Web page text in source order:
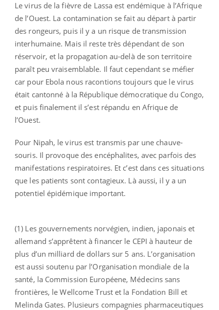
Le virus de la fièvre de Lassa est endémique à l’Afrique
de l’Ouest. La contamination se fait au départ à partir
des rongeurs, puis il y a un risque de transmission
interhumaine. Mais il reste très dépendant de son
réservoir, et la propagation au-delà de son territoire
paraît peu vraisemblable. Il faut cependant se méfier
car pour Ebola nous racontions toujours que le virus
était cantonné à la République démocratique du Congo,
et puis finalement il s’est répandu en Afrique de
l’Ouest.
Pour Nipah, le virus est transmis par une chauve-
souris. Il provoque des encéphalites, avec parfois des
manifestations respiratoires. Et c’est dans ces situations
que les patients sont contagieux. Là aussi, il y a un
potentiel épidémique important.
(1) Les gouvernements norvégien, indien, japonais et
allemand s’apprêtent à financer le CEPI à hauteur de
plus d’un milliard de dollars sur 5 ans. L’organisation
est aussi soutenu par l’Organisation mondiale de la
santé, la Commission Européene, Médecins sans
frontières, le Wellcome Trust et la Fondation Bill et
Melinda Gates. Plusieurs compagnies pharmaceutiques